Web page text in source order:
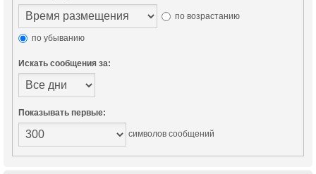
по возрастанию
по убыванию
Искать сообщения за:
Показывать первые:
символов сообщений